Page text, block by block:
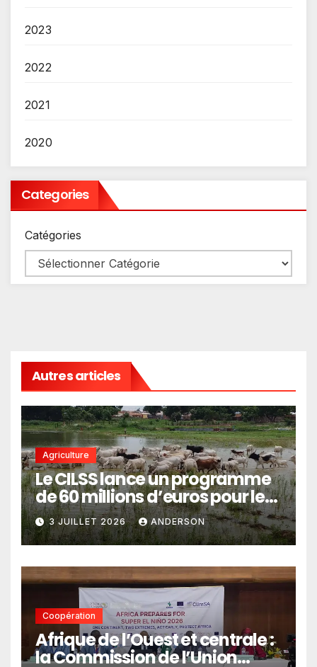
2023
2022
2021
2020
Categories
Catégories
Autres articles
Agriculture
Le CILSS lance un programme
de 60 millions d’euros pour le
pastoralisme
3 JUILLET 2026 ANDERSON
Coopération
Afrique de l’Ouest et centrale :
la Commission de l’Union